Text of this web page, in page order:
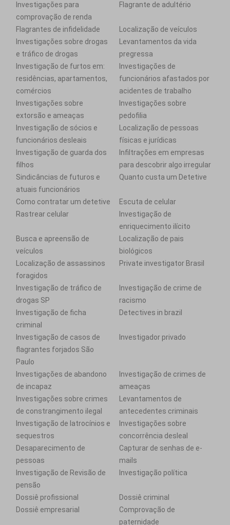
Investigações para
comprovação de renda
Flagrante de adultério
Flagrantes de infidelidade
Localização de veículos
Investigações sobre drogas
e tráfico de drogas
Levantamentos da vida
pregressa
Investigação de furtos em:
residências, apartamentos,
comércios
Investigações de
funcionários afastados por
acidentes de trabalho
Investigações sobre
extorsão e ameaças
Investigações sobre
pedofilia
Investigação de sócios e
funcionários desleais
Localização de pessoas
físicas e jurídicas
Investigação de guarda dos
filhos
Infiltrações em empresas
para descobrir algo irregular
Sindicâncias de futuros e
atuais funcionários
Quanto custa um Detetive
Como contratar um detetive
Escuta de celular
Rastrear celular
Investigação de
enriquecimento ilícito
Busca e apreensão de
veículos
Localização de pais
biológicos
Localização de assassinos
foragidos
Private investigator Brasil
Investigação de tráfico de
drogas SP
Investigação de crime de
racismo
Investigação de ficha
criminal
Detectives in brazil
Investigação de casos de
flagrantes forjados São
Paulo
Investigador privado
Investigações de abandono
de incapaz
Investigação de crimes de
ameaças
Investigações sobre crimes
de constrangimento ilegal
Levantamentos de
antecedentes criminais
Investigação de latrocínios e
sequestros
Investigações sobre
concorrência desleal
Desaparecimento de
pessoas
Capturar de senhas de e-
mails
Investigação de Revisão de
pensão
Investigação política
Dossiê profissional
Dossiê criminal
Dossiê empresarial
Comprovação de
paternidade